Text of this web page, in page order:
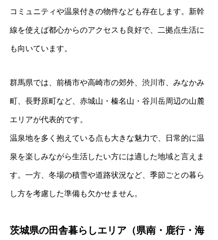
コミュニティや温泉付きの物件なども存在します。新幹
線を使えば都心からのアクセスも良好で、二拠点生活に
も向いています。
群馬県では、前橋市や高崎市の郊外、渋川市、みなかみ
町、長野原町など、赤城山・榛名山・谷川岳周辺の山麓
エリアが代表的です。
温泉地を多く抱えている点も大きな魅力で、日常的に温
泉を楽しみながら生活したい方には適した地域と言えま
す。一方、冬場の積雪や道路状況など、季節ごとの暮ら
し方を考慮した準備も欠かせません。
茨城県の田舎暮らしエリア（県南・鹿行・海